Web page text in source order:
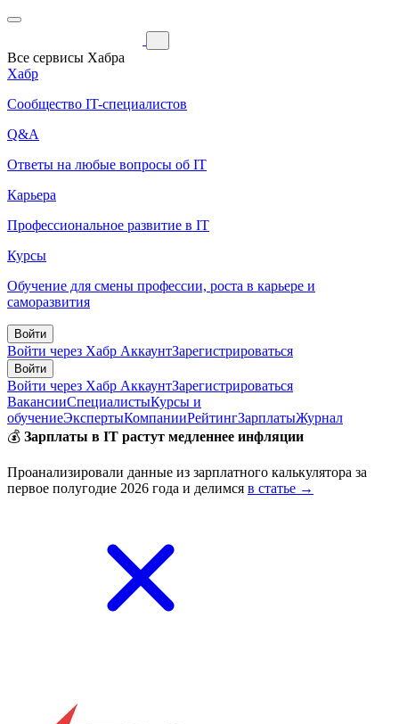
Все сервисы Хабра
Хабр
Сообщество IT-специалистов
Q&A
Ответы на любые вопросы об IT
Карьера
Профессиональное развитие в IT
Курсы
Обучение для смены профессии, роста в карьере и
саморазвития
Войти
Войти через Хабр АккаунтЗарегистрироваться
Войти
Войти через Хабр АккаунтЗарегистрироваться
ВакансииСпециалистыКурсы и
обучениеЭкспертыКомпанииРейтингЗарплатыЖурнал
💰 Зарплаты в IT растут медленнее инфляции
Проанализировали данные из зарплатного калькулятора за
первое полугодие 2026 года и делимся в статье →